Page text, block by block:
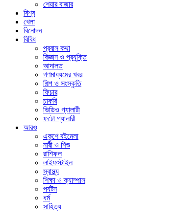
শেয়ার বাজার
বিশ্ব
খেলা
বিনোদন
বিবিধ
প্রবাস কথা
বিজ্ঞান ও প্রযুক্তি
আদালত
গণমাধ্যমের খবর
শিল্প ও সংস্কৃতি
ফিচার
চাকরি
ভিডিও গ্যালারী
ফটো গ্যালারী
আরও
একুশে বইমেলা
নারী ও শিশু
রাশিফল
লাইফস্টাইল
স্বাস্থ্য
শিক্ষা ও ক্যাম্পাস
পর্যটন
ধর্ম
সাহিত্য